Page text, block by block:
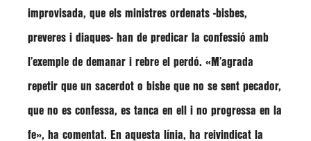
improvisada, que els ministres ordenats -bisbes,
preveres i diaques- han de predicar la confessió amb
l’exemple de demanar i rebre el perdó. «M’agrada
repetir que un sacerdot o bisbe que no se sent pecador,
que no es confessa, es tanca en ell i no progressa en la
fe», ha comentat. En aquesta línia, ha reivindicat la